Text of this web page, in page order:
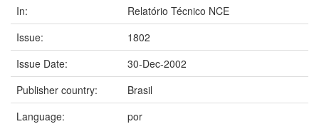
In:
Relatório Técnico NCE
Issue:
1802
Issue Date:
30-Dec-2002
Publisher country:
Brasil
Language:
por